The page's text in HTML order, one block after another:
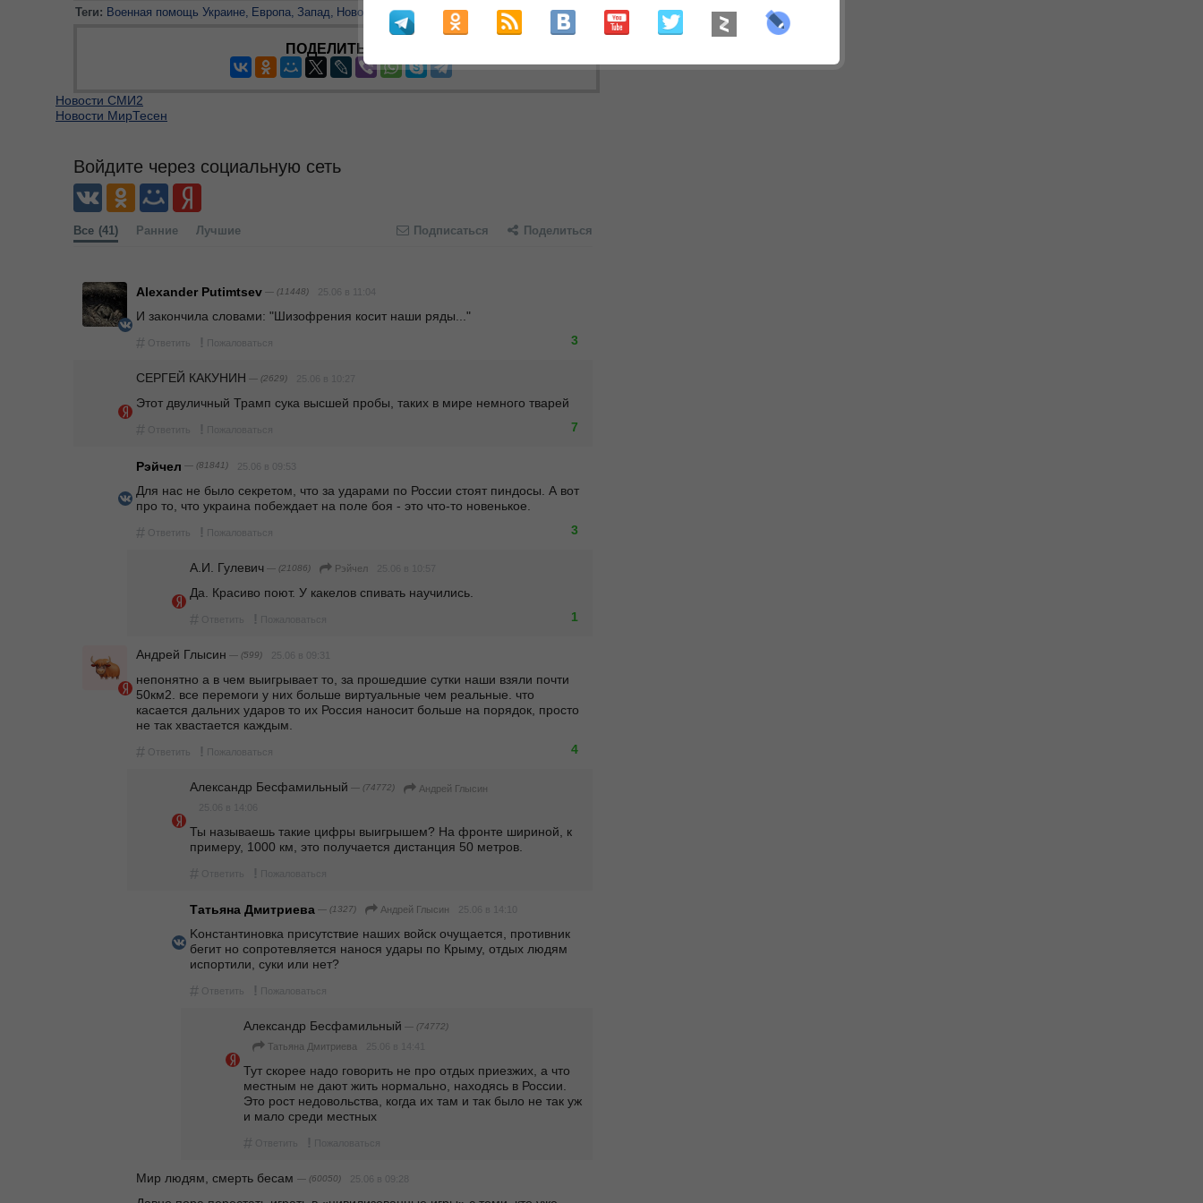
Теги: Военная помощь Украине Европа Запад Новости СМИ США Украина
ПОДЕЛИТЬСЯ
Новости СМИ2
Новости МирТесен
Войдите через социальную сеть
Все (41) Ранние Лучшие Подписаться Поделиться
Alexander Putimtsev — (11448) 25.06 в 11:04
И закончила словами: "Шизофрения косит наши ряды..."
# Ответить ! Пожаловаться 3
СЕРГЕЙ КАКУНИН — (2629) 25.06 в 10:27
Этот двуличный Трамп сука высшей пробы, таких в мире немного тварей
# Ответить ! Пожаловаться 7
Рэйчел — (81841) 25.06 в 09:53
Для нас не было секретом, что за ударами по России стоят пиндосы. А вот
про то, что украина побеждает на поле боя - это что-то новенькое.
# Ответить ! Пожаловаться 3
А.И. Гулевич — (21086) Рэйчел 25.06 в 10:57
Да. Красиво поют. У какелов спивать научились.
# Ответить ! Пожаловаться 1
Андрей Глысин — (599) 25.06 в 09:31
непонятно а в чем выигрывает то, за прошедшие сутки наши взяли почти
50км2. все перемоги у них больше виртуальные чем реальные. что
касается дальних ударов то их Россия наносит больше на порядок, просто
не так хвастается каждым.
# Ответить ! Пожаловаться 4
Александр Бесфамильный — (74772)
Андрей Глысин
25.06 в 14:06
Ты называешь такие цифры выигрышем? На фронте шириной, к
примеру, 1000 км, это получается дистанция 50 метров.
# Ответить ! Пожаловаться
Татьяна Дмитриева — (1327) Андрей Глысин 25.06 в 14:10
Kонстантиновка присутствие наших войск очущается, противник
бегит но сопротевляется нанося удары по Крыму, отдых людям
испортили, суки или нет?
# Ответить ! Пожаловаться
Александр Бесфамильный — (74772)
Татьяна Дмитриева 25.06 в 14:41
Тут скорее надо говорить не про отдых приезжих, а что
местным не дают жить нормально, находясь в России.
Это рост недовольства, когда их там и так было не так уж
и мало среди местных
# Ответить ! Пожаловаться
Мир людям, смерть бесам — (60050) 25.06 в 09:28